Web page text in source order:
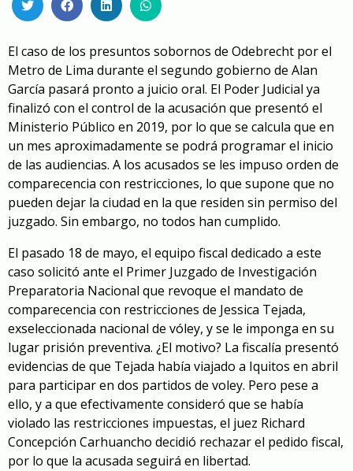
El caso de los presuntos sobornos de Odebrecht por el
Metro de Lima durante el segundo gobierno de Alan
García pasará pronto a juicio oral. El Poder Judicial ya
finalizó con el control de la acusación que presentó el
Ministerio Público en 2019, por lo que se calcula que en
un mes aproximadamente se podrá programar el inicio
de las audiencias. A los acusados se les impuso orden de
comparecencia con restricciones, lo que supone que no
pueden dejar la ciudad en la que residen sin permiso del
juzgado. Sin embargo, no todos han cumplido.
El pasado 18 de mayo, el equipo fiscal dedicado a este
caso solicitó ante el Primer Juzgado de Investigación
Preparatoria Nacional que revoque el mandato de
comparecencia con restricciones de Jessica Tejada,
exseleccionada nacional de vóley, y se le imponga en su
lugar prisión preventiva. ¿El motivo? La fiscalía presentó
evidencias de que Tejada había viajado a Iquitos en abril
para participar en dos partidos de voley. Pero pese a
ello, y a que efectivamente consideró que se había
violado las restricciones impuestas, el juez Richard
Concepción Carhuancho decidió rechazar el pedido fiscal,
por lo que la acusada seguirá en libertad.